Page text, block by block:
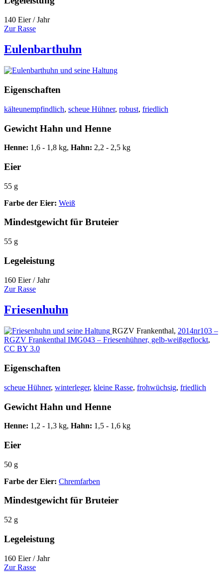
140 Eier / Jahr
Zur Rasse
Eulenbarthuhn
Eigenschaften
kälteunempfindlich, scheue Hühner, robust, friedlich
Gewicht Hahn und Henne
Henne: 1,6 - 1,8 kg, Hahn: 2,2 - 2,5 kg
Eier
55 g
Farbe der Eier: Weiß
Mindestgewicht für Bruteier
55 g
Legeleistung
160 Eier / Jahr
Zur Rasse
Friesenhuhn
RGZV Frankenthal, 2014nr103 –
RGZV Frankenthal IMG043 – Friesenhühner, gelb-weißgeflockt,
CC BY 3.0
Eigenschaften
scheue Hühner, winterleger, kleine Rasse, frohwüchsig, friedlich
Gewicht Hahn und Henne
Henne: 1,2 - 1,3 kg, Hahn: 1,5 - 1,6 kg
Eier
50 g
Farbe der Eier: Chremfarben
Mindestgewicht für Bruteier
52 g
Legeleistung
160 Eier / Jahr
Zur Rasse